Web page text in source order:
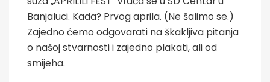
Banjaluci. Kada? Prvog aprila. (Ne šalimo se.)
Zajedno ćemo odgovarati na škakljiva pitanja
o našoj stvarnosti i zajedno plakati, ali od
smijeha.